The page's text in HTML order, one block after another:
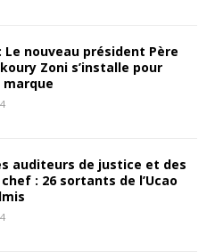
Le nouveau président Père
Zoni s’installe pour
auditeurs de justice et des
: 26 sortants de l’Ucao